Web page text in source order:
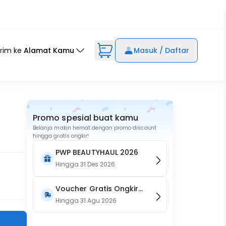
ke Alamat Kamu Masuk / Daftar
Promo spesial buat kamu
Belanja makin hemat dengan promo discount
hingga gratis ongkir!
PWP BEAUTYHAUL 2026
Hingga31 Des 2026
Voucher Gratis Ongkir
15RB (Only on Website)
Hingga31 Agu 2026